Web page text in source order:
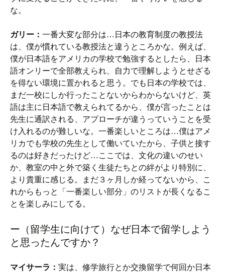
な。
ガリー： 一番大変な部分は…日本の教育制度の教授法
は、僕が慣れている教授法と違うところかな。例えば、
僕が日本語をアメリカの学校で勉強するとしたら、日本
語オンリーで全部教えられ、自力で理解しようとせざる
を得ない環境に置かれると思う。でも日本の学校では、
まだ一校にしか行ったことないからわからないけど、英
語は主に日本語で教えられてるから、僕が言ったことは
先生に通訳される、アプローチが違うっていうことを受
け入れるのが難しいな。一番楽しいところは…僕はアメ
リカでも学校の先生として働いていたから、子供と接す
るのは好きだったけど…ここでは、文化の違いのせい
か、教室の中と外で築く生徒たちとの絆がより特別に、
より貴重に感じる。まだ３ヶ月しか経ってないから、こ
れからもっと「一番楽しい部分」のリストが長くなるこ
とを楽しみにしてる。
ー（留学生に向けて）なぜ日本で留学しよう
と思ったんですか？
マイサーラ： 実は、修学旅行とか交換留学で何回か日本